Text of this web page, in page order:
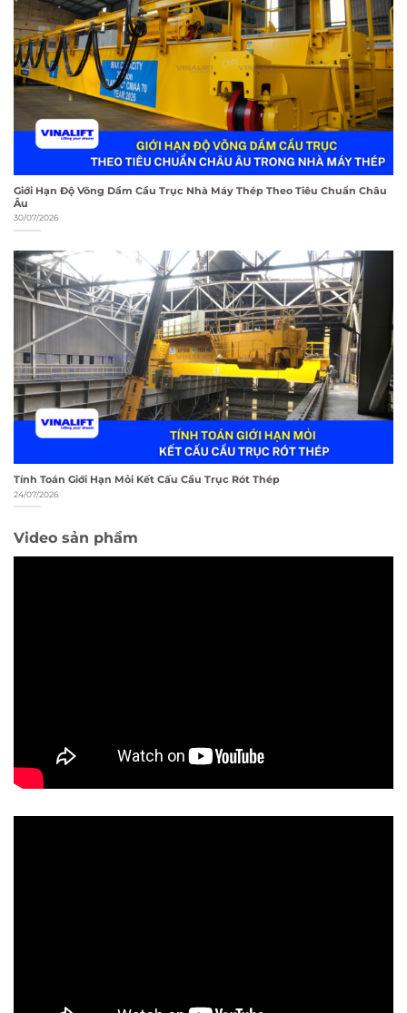
Giới Hạn Độ Võng Dầm Cầu Trục Nhà Máy Thép Theo Tiêu Chuẩn Châu
Âu
30/07/2026
Tính Toán Giới Hạn Mỏi Kết Cấu Cầu Trục Rót Thép
24/07/2026
Video sản phẩm